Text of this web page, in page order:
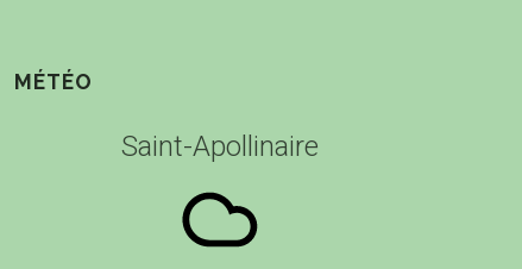
MÉTÉO
Saint-Apollinaire